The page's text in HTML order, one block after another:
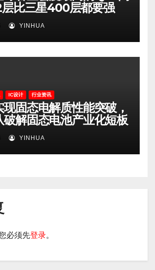
比三星400层都要强
YINHUA
IC设计 行业资讯
固态电解质性能突破，
破解固态电池产业化短板
YINHUA
必须先登录。